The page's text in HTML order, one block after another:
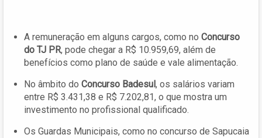
A remuneração em alguns cargos, como no Concurso
do TJ PR, pode chegar a R$ 10.959,69, além de
benefícios como plano de saúde e vale alimentação.
No âmbito do Concurso Badesul , os salários variam
entre R$ 3.431,38 e R$ 7.202,81, o que mostra um
investimento no profissional qualificado.
Os Guardas Municipais, como no concurso de Sapucaia